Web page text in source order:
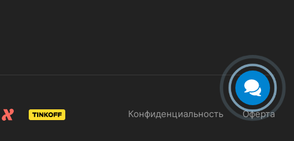
Конфиденциальность Оферта